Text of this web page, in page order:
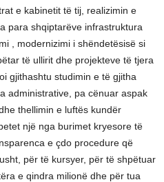
e kabinetit të tij, realizimin e
para shqiptarëve infrastruktura
, modernizimi i shëndetësisë si
të ullirit dhe projekteve të tjera
gjithashtu studimin e të gjitha
administrative, pa cënuar aspak
thellimin e luftës kundër
një nga burimet kryesore të
e çdo procedure që
për të kursyer, për të shpëtuar
e qindra milionë dhe për tua